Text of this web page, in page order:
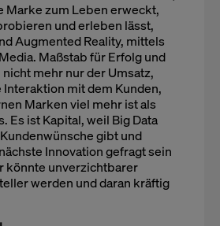
Marke zum Leben erweckt,
und erleben lässt,
Augmented Reality, mittels
Maßstab für Erfolg und
mehr nur der Umsatz,
mit dem Kunden,
Marken viel mehr ist als
Es ist Kapital, weil Big Data
gibt und
Innovation gefragt sein
könnte unverzichtbarer
werden und daran kräftig